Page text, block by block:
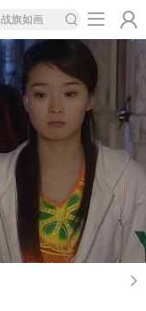
战旗如画